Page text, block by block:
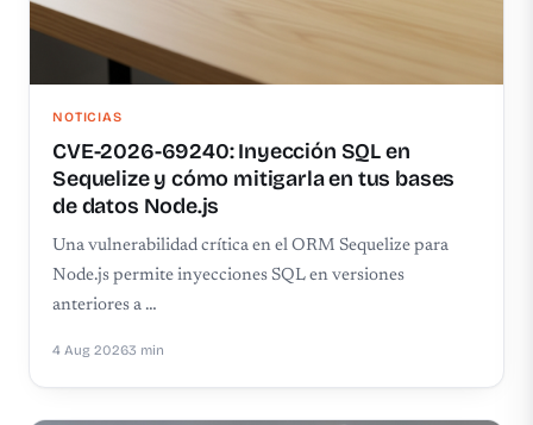
NOTICIAS
CVE-2026-69240: Inyección SQL en
Sequelize y cómo mitigarla en tus bases
de datos Node.js
Una vulnerabilidad crítica en el ORM Sequelize para
Node.js permite inyecciones SQL en versiones
anteriores a …
4 Aug 20263 min